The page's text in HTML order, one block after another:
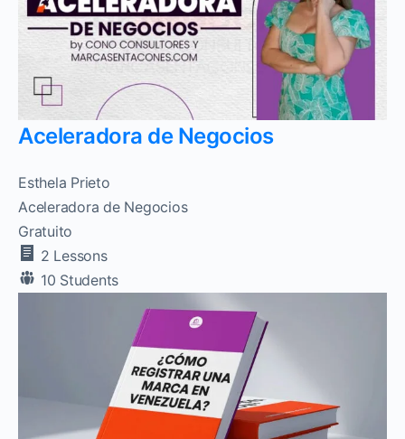
Aceleradora de Negocios
Esthela Prieto
Aceleradora de Negocios
Gratuito
2 Lessons
10 Students